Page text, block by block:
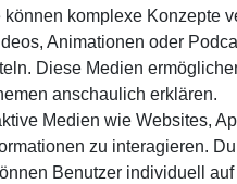
komplexe Konzepte
Animationen oder
Diese Medien
anschaulich erklären.
Medien wie Websites,
zu interagieren.
Benutzer individuell